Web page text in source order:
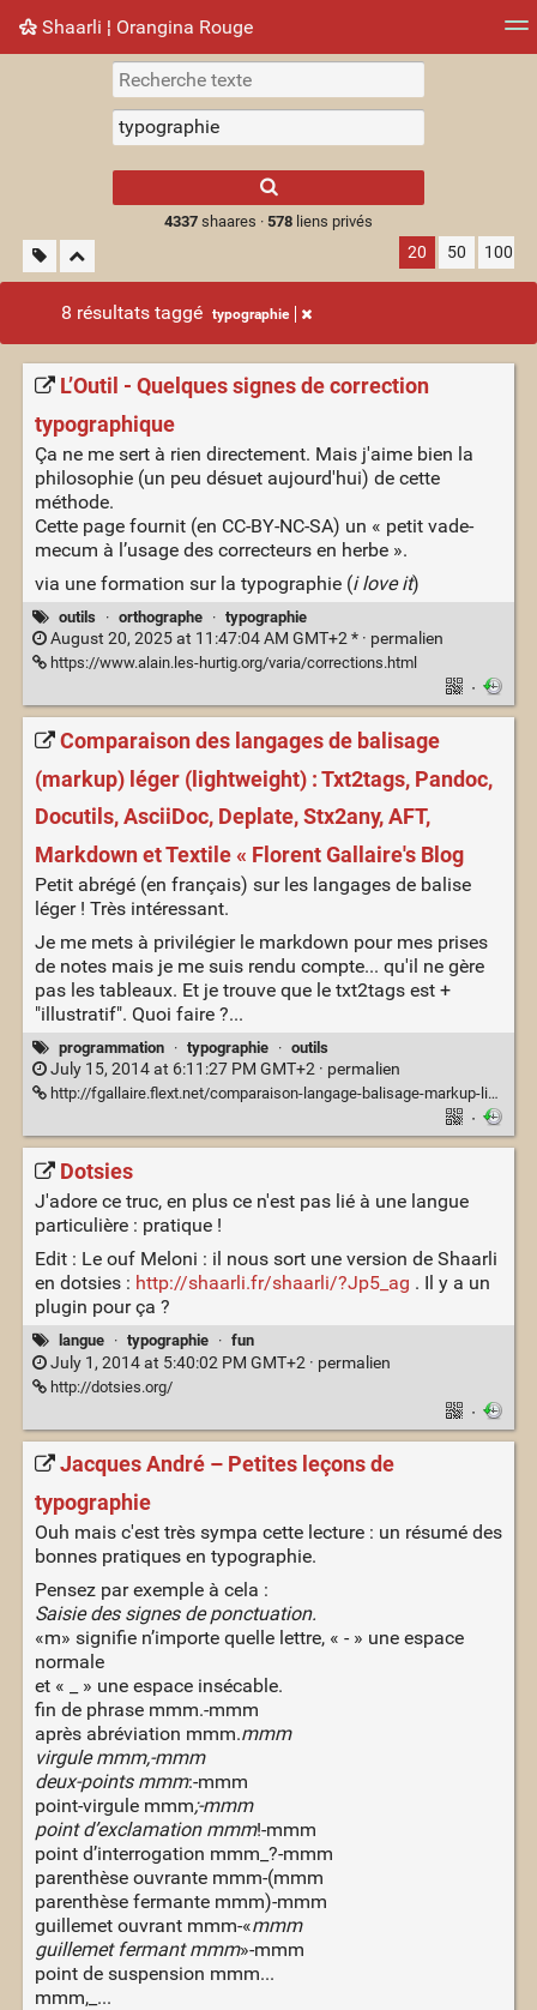
Shaarli ¦ Orangina Rouge
Nuage de tags Mur d'images
results.
4337shaares · 578liens privés
20 50 100
8 résultats taggé typographie
L’Outil - Quelques signes de correction
typographique
Ça ne me sert à rien directement. Mais j'aime bien la
philosophie (un peu désuet aujourd'hui) de cette
méthode.
Cette page fournit (en CC-BY-NC-SA) un « petit vade-
mecum à l’usage des correcteurs en herbe ».
via une formation sur la typographie (i love it)
outils · orthographe · typographie
August 20, 2025 at 11:47:04 AM GMT+2 * · permalien
https://www.alain.les-hurtig.org/varia/corrections.html
·
Comparaison des langages de balisage
(markup) léger (lightweight) : Txt2tags, Pandoc,
Docutils, AsciiDoc, Deplate, Stx2any, AFT,
Markdown et Textile « Florent Gallaire's Blog
Petit abrégé (en français) sur les langages de balise
léger ! Très intéressant.
Je me mets à privilégier le markdown pour mes prises
de notes mais je me suis rendu compte... qu'il ne gère
pas les tableaux. Et je trouve que le txt2tags est +
"illustratif". Quoi faire ?...
programmation · typographie · outils
July 15, 2014 at 6:11:27 PM GMT+2 · permalien
http://fgallaire.flext.net/comparaison-langage-balisage-markup-lightweight-leger-txt2tags-pandoc-docutils-asciidoc-deplate-stx2any-aft-markdown-textile/
·
Dotsies
J'adore ce truc, en plus ce n'est pas lié à une langue
particulière : pratique !
Edit : Le ouf Meloni : il nous sort une version de Shaarli
en dotsies : http://shaarli.fr/shaarli/?Jp5_ag . Il y a un
plugin pour ça ?
langue · typographie · fun
July 1, 2014 at 5:40:02 PM GMT+2 · permalien
http://dotsies.org/
·
Jacques André – Petites leçons de
typographie
Ouh mais c'est très sympa cette lecture : un résumé des
bonnes pratiques en typographie.
Pensez par exemple à cela :
Saisie des signes de ponctuation.
«m» signifie n’importe quelle lettre, « - » une espace
normale
et « _ » une espace insécable.
fin de phrase mmm.-mmm
après abréviation mmm.mmm
virgule mmm,-mmm
deux-points mmm:-mmm
point-virgule mmm;-mmm
point d’exclamation mmm!-mmm
point d’interrogation mmm_?-mmm
parenthèse ouvrante mmm-(mmm
parenthèse fermante mmm)-mmm
guillemet ouvrant mmm-«mmm
guillemet fermant mmm»-mmm
point de suspension mmm...
mmm,_...